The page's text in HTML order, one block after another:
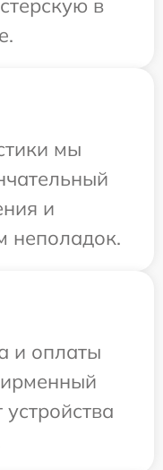
в
мы
и
неполадок.
и оплаты